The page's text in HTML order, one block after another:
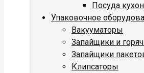
Посуда
Упаковочное
Вакууматоры
Запайщики и
Запайщики
Клипсаторы